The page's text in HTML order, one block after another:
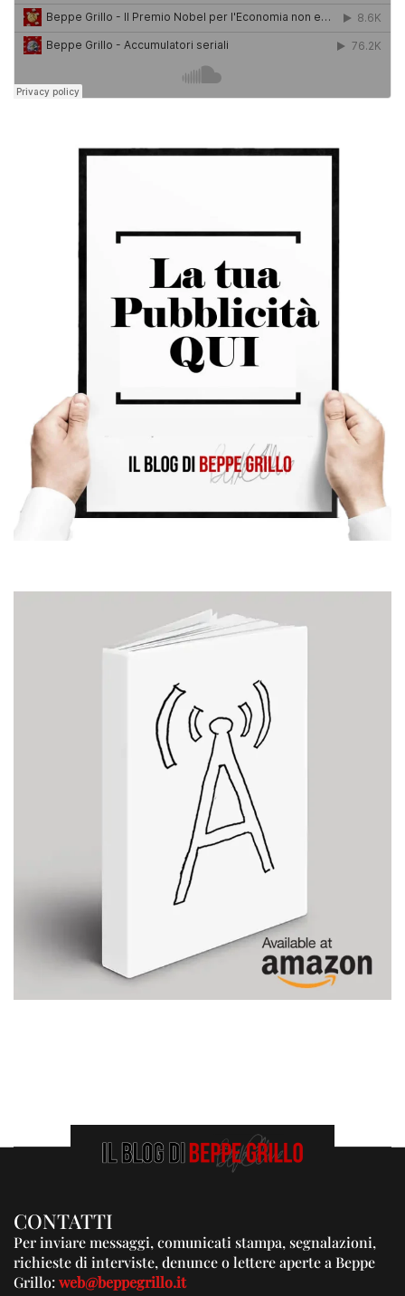
CONTATTI
Per inviare messaggi, comunicati stampa, segnalazioni,
richieste di interviste, denunce o lettere aperte a Beppe
Grillo:web@beppegrillo.it